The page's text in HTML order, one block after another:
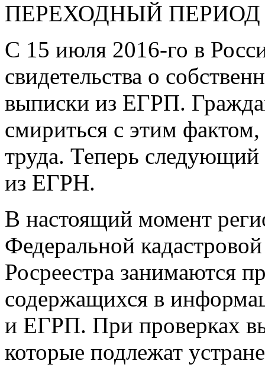
ПЕРЕХОДНЫЙ ПЕРИОД
С 15 июля 2016-го в
свидетельства о
выписки из ЕГРП.
смириться с этим
труда. Теперь
из ЕГРН.
В настоящий момент
Федеральной
Росреестра занимаются
содержащихся в
и ЕГРП. При проверках
которые подлежат